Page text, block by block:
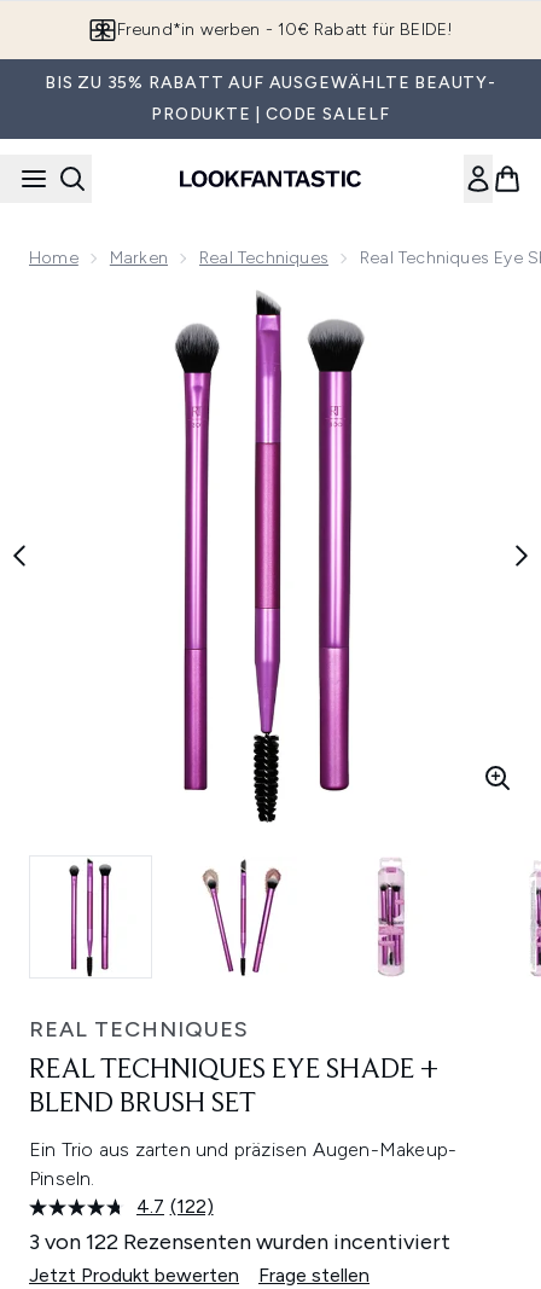
App downloaden & Extra-Rabatte erhalten*
BIS ZU 35% RABATT AUF AUSGEWÄHLTE BEAUTY-
PRODUKTE | CODE SALELF
Home Marken Real Techniques Real Techniques Eye
Now showing image 1 Real Techniques Eye Shade + Blend
REAL TECHNIQUES
REAL TECHNIQUES EYE SHADE +
BLEND BRUSH SET
Ein Trio aus zarten und präzisen Augen-Makeup-
Pinseln.
4.7 122
Bewertungen
lesen.
Link
(122)
3 von 122 Rezensenten wurden incentiviert
Jetzt Produkt bewerten Frage stellen